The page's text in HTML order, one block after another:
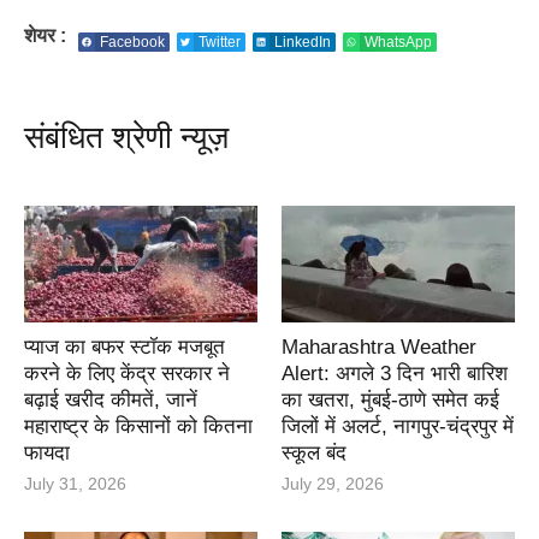
शेयर : Facebook Twitter LinkedIn WhatsApp
संबंधित श्रेणी न्यूज़
प्याज का बफर स्टॉक मजबूत
करने के लिए केंद्र सरकार ने
बढ़ाई खरीद कीमतें, जानें
महाराष्ट्र के किसानों को कितना
फायदा
July 31, 2026
Maharashtra Weather
Alert: अगले 3 दिन भारी बारिश
का खतरा, मुंबई-ठाणे समेत कई
जिलों में अलर्ट, नागपुर-चंद्रपुर में
स्कूल बंद
July 29, 2026